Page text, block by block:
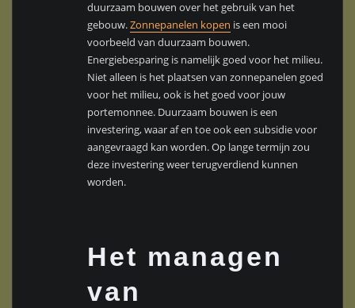
duurzaam bouwen over het gebruik van het
gebouw.Zonnepanelen kopen is een mooi
voorbeeld van duurzaam bouwen.
Energiebesparing is namelijk goed voor het milieu.
Niet alleen is het plaatsen van zonnepanelen goed
voor het milieu, ook is het goed voor jouw
portemonnee. Duurzaam bouwen is een
investering, waar af en toe ook een subsidie voor
aangevraagd kan worden. Op lange termijn zou
deze investering weer terugverdiend kunnen
worden.
Het managen
van